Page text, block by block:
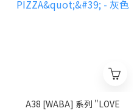
A38 [WABA] 系列 "LOVE